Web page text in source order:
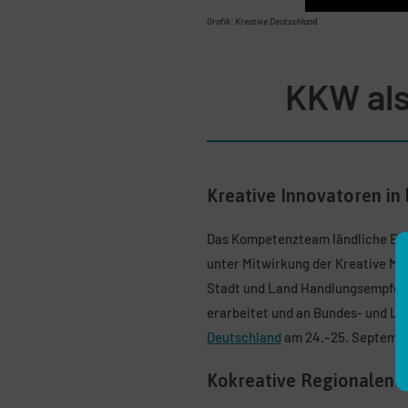
Grafik: Kreative Deutschland
KKW
Kreative Innovatoren in
Das Kompetenzteam ländliche
unter Mitwirkung der Kreative
Stadt und Land
erarbeitet und an Bundes- und
Deutschland am 24.–25.
Kokreative